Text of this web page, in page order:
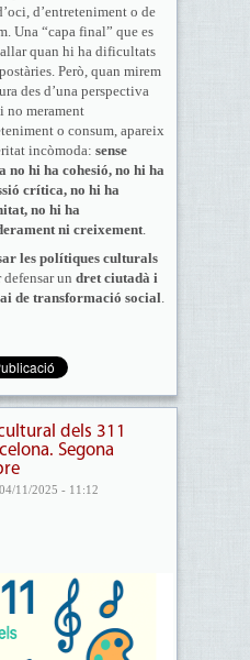
d’entreteniment o de
Una “capa final” que es
quan hi ha dificultats
Però, quan mirem
des d’una perspectiva
no merament
o consum, apareix
incòmoda: sense
no hi ha cohesió, no hi ha
crítica, no hi ha
no hi ha
ni creixement.
les polítiques culturals
un dret ciutadà i
de transformació social.
dels 311
Segona
11/2025 - 11:12